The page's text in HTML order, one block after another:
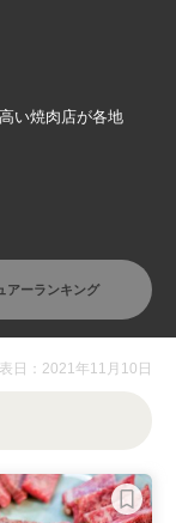
い焼肉店が各地
アーランキング
日：2021年11月10日